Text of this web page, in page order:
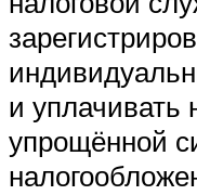
и уплачивать
упрощённой